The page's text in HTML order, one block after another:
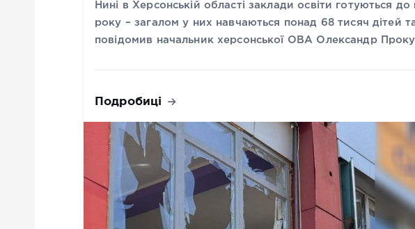
Нині в Херсонській області заклади освіти готуються
року – загалом у них навчаються понад 68 тисяч дітей
повідомив начальник херсонської ОВА Олександр
Подробиці